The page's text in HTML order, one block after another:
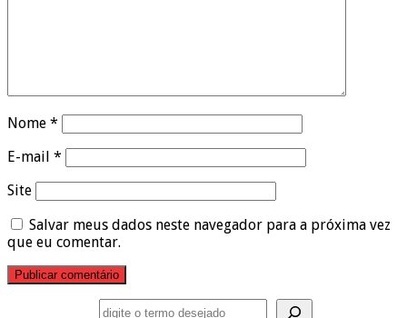
Nome *
E-mail *
Site
Salvar meus dados neste navegador para a próxima vez
que eu comentar.